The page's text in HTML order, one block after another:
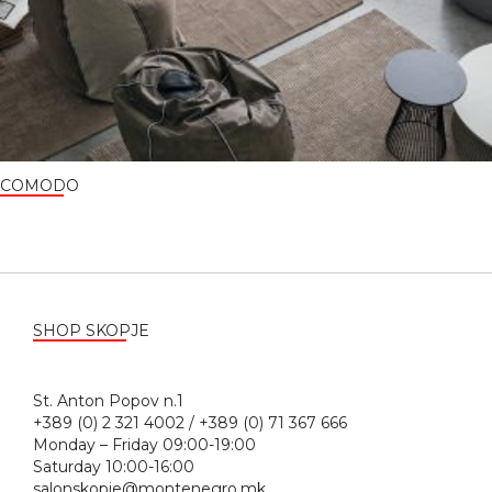
COMODO
SHOP SKOPJE
St. Anton Popov n.1
+389 (0) 2 321 4002 / +389 (0) 71 367 666
Monday – Friday 09:00-19:00
Saturday 10:00-16:00